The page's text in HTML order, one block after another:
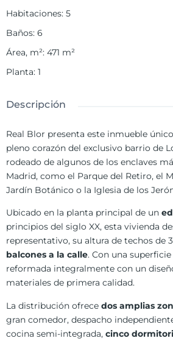
Habitaciones: 5
Baños: 6
Área, m²: 471 m²
Planta: 1
Descripción
Real Blor presenta este inmueble
pleno corazón del exclusivo barrio de
rodeado de algunos de los enclaves
Madrid, como el Parque del Retiro, el
Jardín Botánico o la Iglesia de los
Ubicado en la planta principal de un
principios del siglo XX, esta vivienda
representativo, su altura de techos de
balcones a la calle. Con una superficie
reformada integralmente con un
materiales de primera calidad.
La distribución ofrece dos amplias
gran comedor, despacho
cocina semi-integrada, cinco